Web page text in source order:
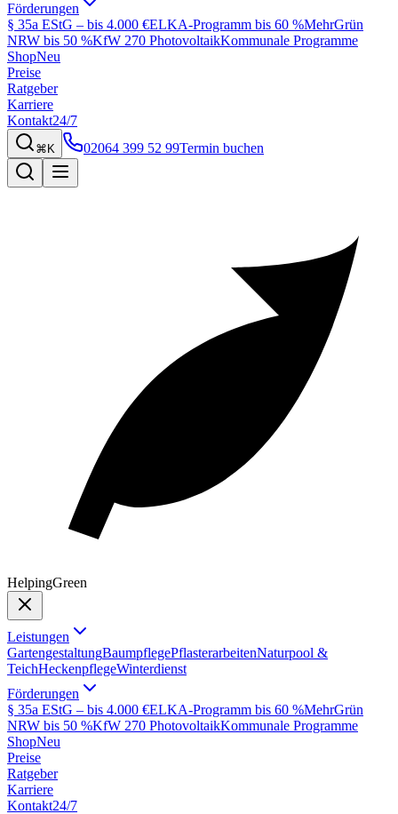
Förderungen
§ 35a EStG – bis 4.000 €ELKA-Programm bis 60 %MehrGrün
NRW bis 50 %KfW 270 PhotovoltaikKommunale Programme
ShopNeu
Preise
Ratgeber
Karriere
Kontakt24/7
⌘K 02064 399 52 99Termin buchen
HelpingGreen
Leistungen
GartengestaltungBaumpflegePflasterarbeitenNaturpool &
TeichHeckenpflegeWinterdienst
Förderungen
§ 35a EStG – bis 4.000 €ELKA-Programm bis 60 %MehrGrün
NRW bis 50 %KfW 270 PhotovoltaikKommunale Programme
ShopNeu
Preise
Ratgeber
Karriere
Kontakt24/7